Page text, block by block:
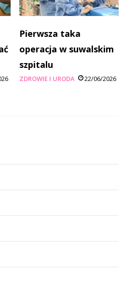
Pierwsza taka
operacja w suwalskim
szpitalu
ZDROWIE I URODA 22/06/2026